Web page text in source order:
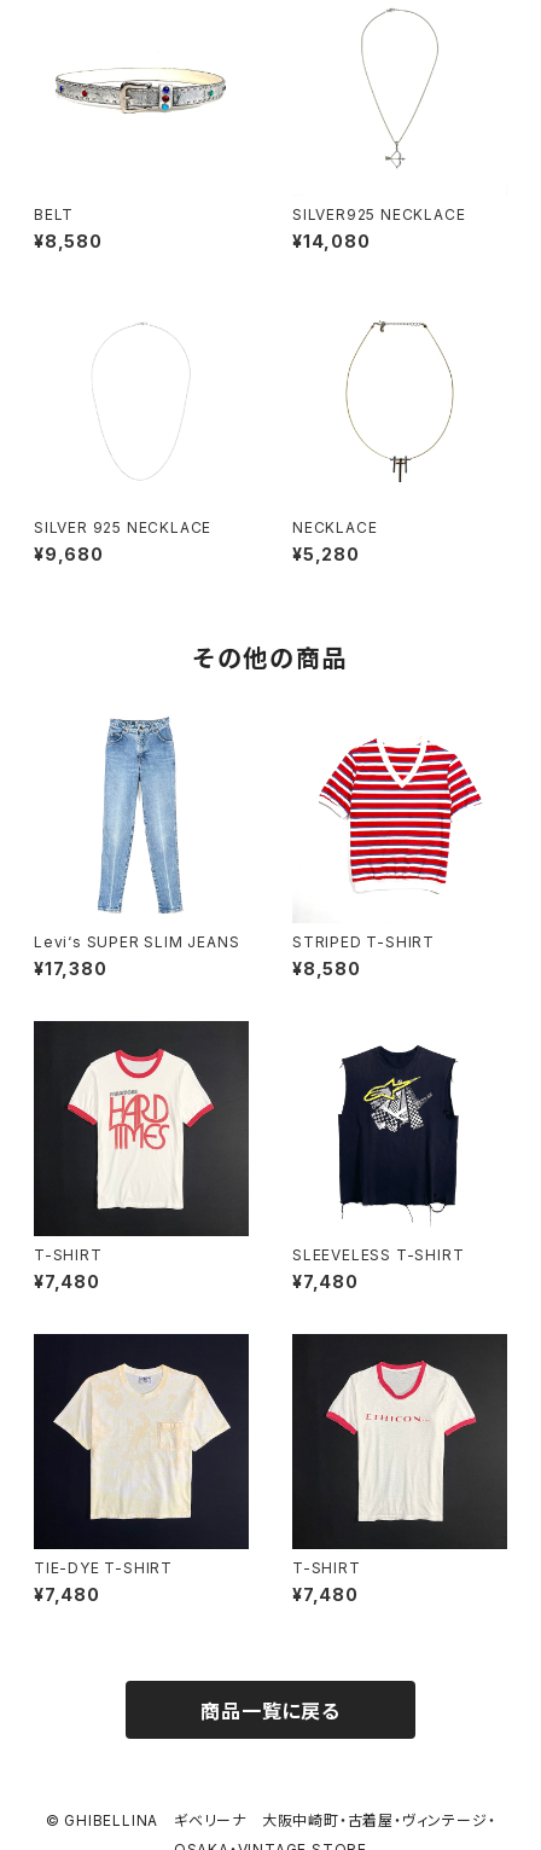
BELT
¥8,580
SILVER925 NECKLACE
¥14,080
SILVER 925 NECKLACE
¥9,680
NECKLACE
¥5,280
その他の商品
Levi‘s SUPER SLIM JEANS
¥17,380
STRIPED T-SHIRT
¥8,580
T-SHIRT
¥7,480
SLEEVELESS T-SHIRT
¥7,480
TIE-DYE T-SHIRT
¥7,480
T-SHIRT
¥7,480
商品一覧に戻る
© GHIBELLINA ギベリーナ 大阪中崎町・古着屋・ヴィンテージ・